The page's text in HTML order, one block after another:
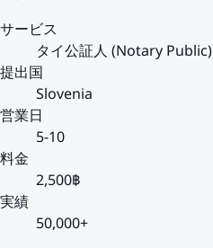
サービス
タイ公証人 (Notary Public)
提出国
Slovenia
営業日
5-10
料金
2,500฿
実績
50,000+